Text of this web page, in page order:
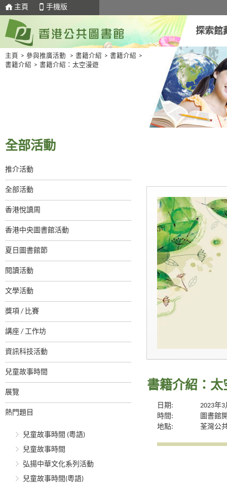
主頁 手機版
探索館
主頁 > 參與推廣活動 > 書籍介紹 > 書籍介紹 >
書籍介紹 > 書籍介紹：太空漫遊
全部活動
推介活動
全部活動
香港悅讀周
香港中央圖書館活動
夏日圖書館節
閱讀活動
文學活動
獎項 / 比賽
講座 / 工作坊
資訊科技活動
兒童故事時間
展覽
熱門題目
兒童故事時間 (粵語)
兒童故事時間
弘揚中華文化系列活動
兒童故事時間(粵語)
書籍介紹：太
日期:
2023年
時間:
圖書館
地點:
荃灣公